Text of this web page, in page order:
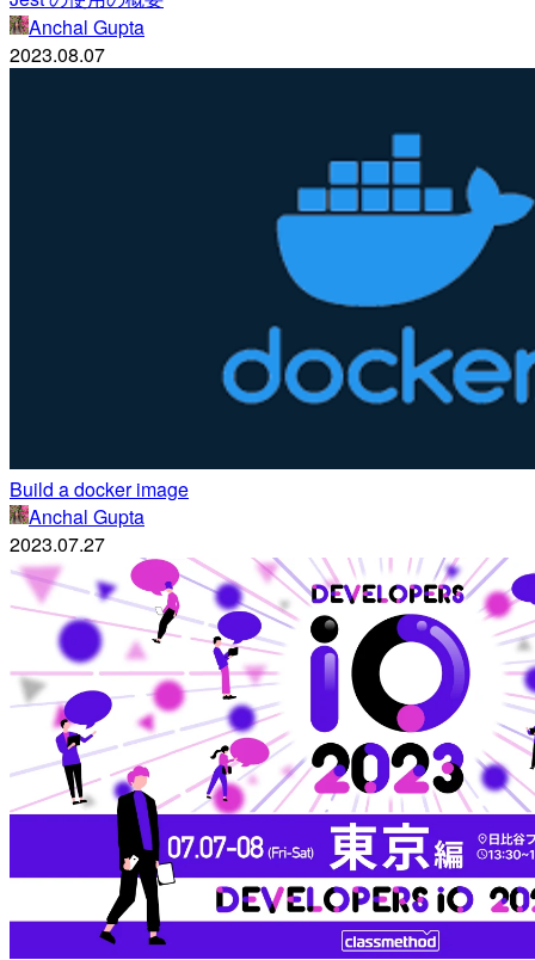
Anchal Gupta
2023.08.07
Build a docker image
Anchal Gupta
2023.07.27